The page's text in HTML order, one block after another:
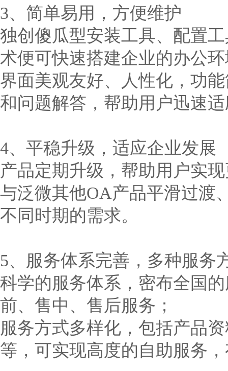
3、简单易用，方便维护
独创傻瓜型安装工具、配置
术便可快速搭建企业的办公
界面美观友好、人性化，功
和问题解答，帮助用户迅速
4、平稳升级，适应企业发展
产品定期升级，帮助用户实
与泛微其他OA产品平滑过渡
不同时期的需求。
5、服务体系完善，多种服务
科学的服务体系，密布全国
前、售中、售后服务；
服务方式多样化，包括产品
等，可实现高度的自助服务